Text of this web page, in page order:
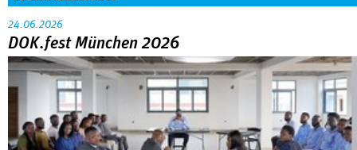
24.06.2026
DOK.fest München 2026